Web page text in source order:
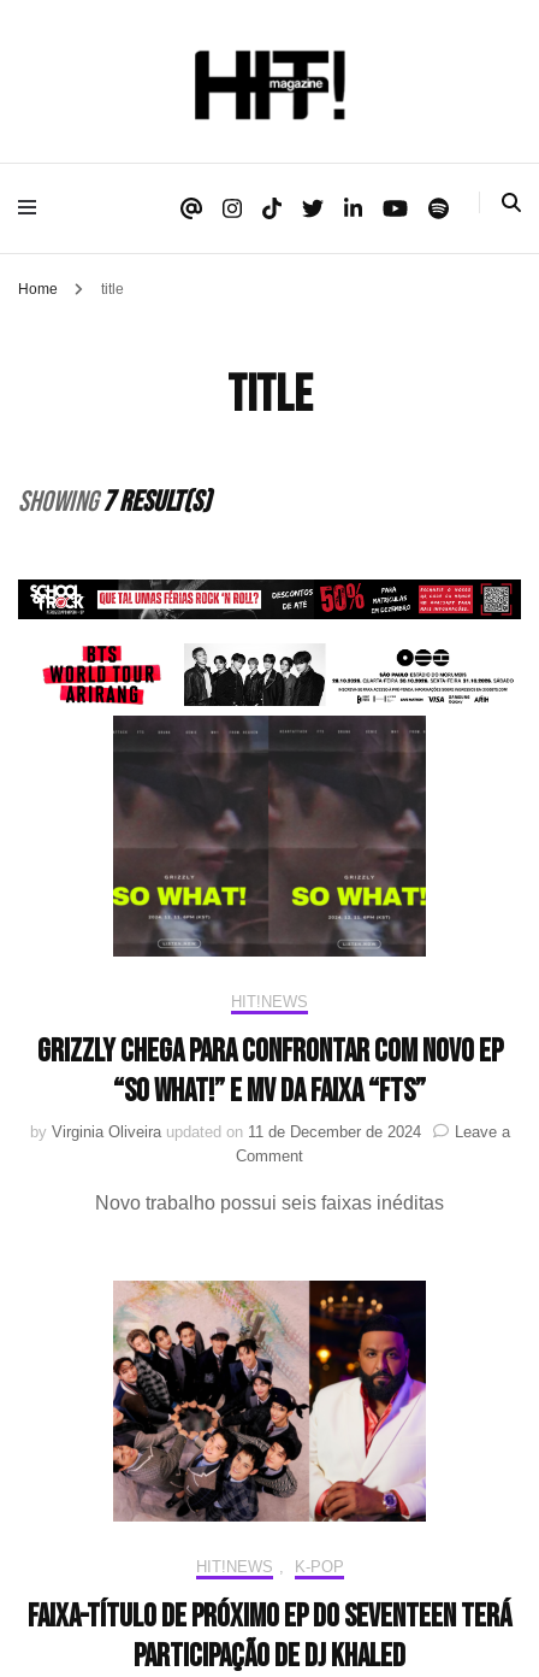
HIT!Magazine
Home title
title
Showing7 Result(s)
HIT!NEWS
Grizzly chega para confrontar com novo EP
“SO WHAT!” e MV da faixa “FTS”
by Virginia Oliveira updated on 11 de December de 2024
Leave a
Commenton
chega
novo
EP
“SO
WHAT!”
e
MV
da
faixa
“FTS”
Novo trabalho possui seis faixas inéditas
HIT!NEWS K-POP
Faixa-título de próximo EP do SEVENTEEN terá
participação de DJ KHALED